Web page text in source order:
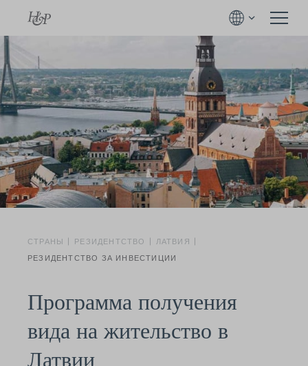
СТРАНЫ РЕЗИДЕНТСТВО
ЛАТВИЯ
РЕЗИДЕНТСТВО ЗА ИНВЕСТИЦИИ
Программа получения
вида на жительство в
Латвии